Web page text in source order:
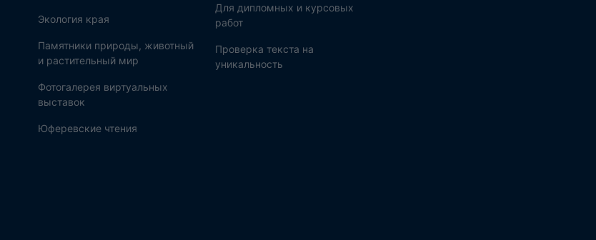
Экология края
Памятники природы, животный
и растительный мир
Фотогалерея виртуальных
выставок
Юферевские чтения
Для дипломных и курсовых
работ
Проверка текста на
уникальность